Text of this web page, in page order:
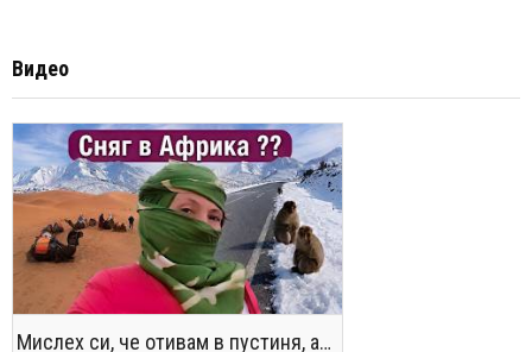
Видео
Мислех си, че отивам в пустиня, а се озовах в снега !! / Not the Morocco You Know